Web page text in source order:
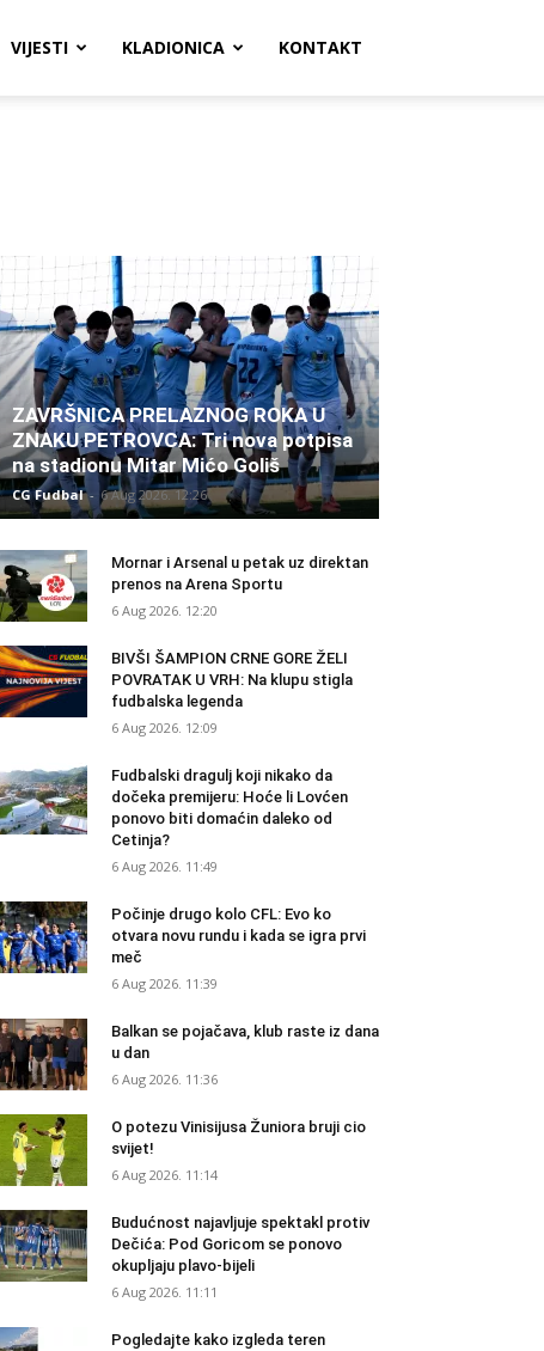
VIJESTI KLADIONICA KONTAKT
ZAVRŠNICA PRELAZNOG ROKA U
ZNAKU PETROVCA: Tri nova potpisa
na stadionu Mitar Mićo Goliš
CG Fudbal - 6 Aug 2026. 12:26
Mornar i Arsenal u petak uz direktan
prenos na Arena Sportu
6 Aug 2026. 12:20
BIVŠI ŠAMPION CRNE GORE ŽELI
POVRATAK U VRH: Na klupu stigla
fudbalska legenda
6 Aug 2026. 12:09
Fudbalski dragulj koji nikako da
dočeka premijeru: Hoće li Lovćen
ponovo biti domaćin daleko od
Cetinja?
6 Aug 2026. 11:49
Počinje drugo kolo CFL: Evo ko
otvara novu rundu i kada se igra prvi
meč
6 Aug 2026. 11:39
Balkan se pojačava, klub raste iz dana
u dan
6 Aug 2026. 11:36
O potezu Vinisijusa Žuniora bruji cio
svijet!
6 Aug 2026. 11:14
Budućnost najavljuje spektakl protiv
Dečića: Pod Goricom se ponovo
okupljaju plavo-bijeli
6 Aug 2026. 11:11
Pogledajte kako izgleda teren